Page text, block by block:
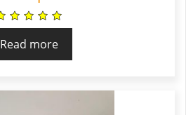
Read more